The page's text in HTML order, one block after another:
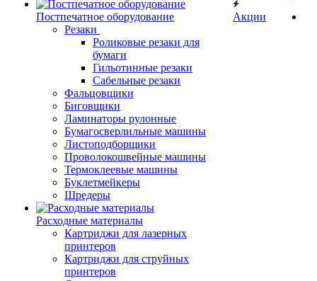
Постпечатное оборудование
Резаки
Роликовые резаки для
бумаги
Гильотинные резаки
Сабельные резаки
Фальцовщики
Биговщики
Ламинаторы рулонные
Бумагосверлильные машины
Листоподборщики
Проволокошвейные машины
Термоклеевые машины
Буклетмейкеры
Шредеры
Расходные материалы
Картриджи для лазерных
принтеров
Картриджи для струйных
принтеров
Акции